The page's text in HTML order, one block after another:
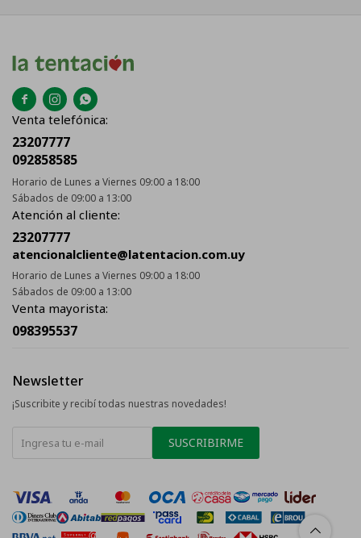
  
Venta telefónica:
23207777
092858585
Horario de Lunes a Viernes 09:00 a 18:00
Sábados de 09:00 a 13:00
Atención al cliente:
23207777
atencionalcliente@latentacion.com.uy
Horario de Lunes a Viernes 09:00 a 18:00
Sábados de 09:00 a 13:00
Venta mayorista:
098395537
Newsletter
¡Suscribite y recibí todas nuestras novedades!
SUSCRIBIRME